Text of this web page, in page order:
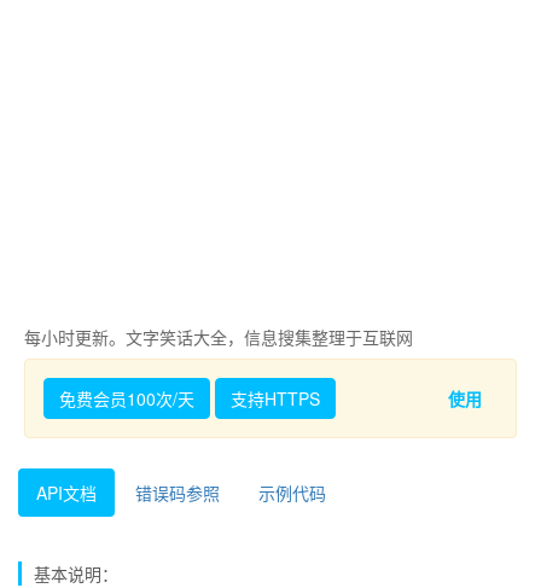
每小时更新。文字笑话大全，信息搜集整理于互联网
免费会员100次/天 支持HTTPS 使用
API文档 错误码参照 示例代码
基本说明：